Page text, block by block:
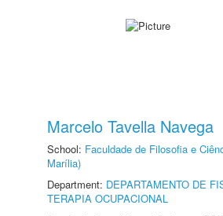
Marcelo Tavella Navega
School: Faculdade de Filosofia e
Marília)
Department: DEPARTAMENTO DE
TERAPIA OCUPACIONAL